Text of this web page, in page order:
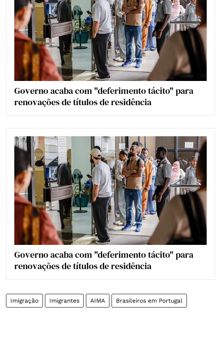
Governo acaba com "deferimento tácito" para
renovações de títulos de residência
Governo acaba com "deferimento tácito" para
renovações de títulos de residência
Imigração Imigrantes AIMA Brasileiros em Portugal